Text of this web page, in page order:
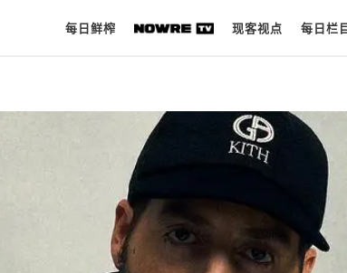
每日鲜榨 现客视点 每日栏
现客视点
每日栏目
时 尚